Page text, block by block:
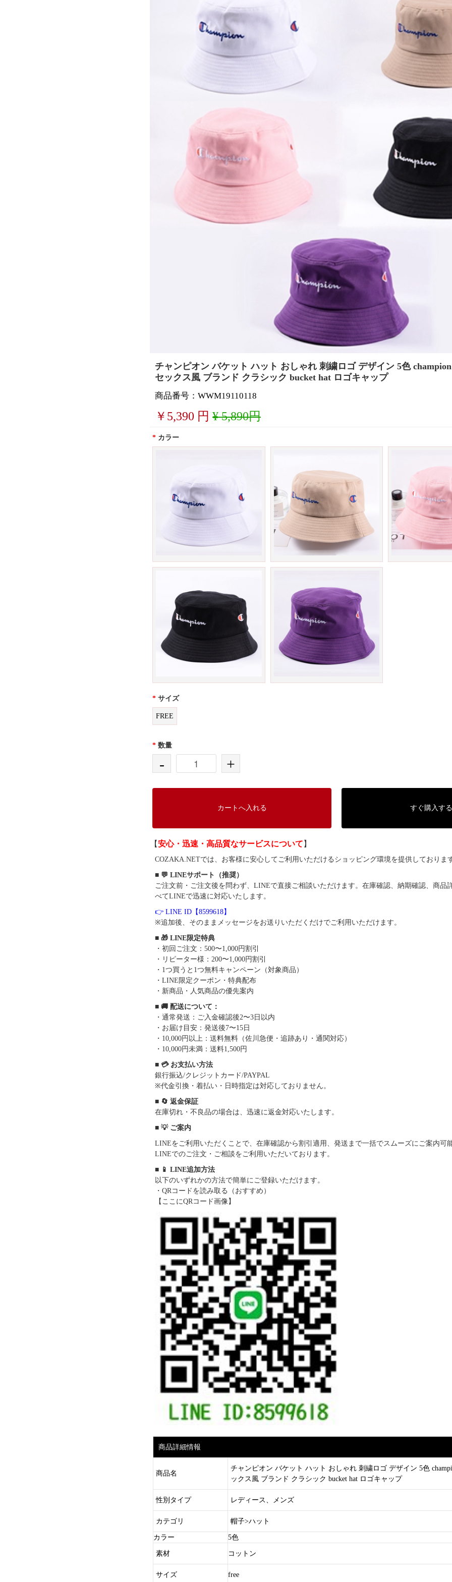
チャンピオン バケット ハット おしゃれ 刺繍ロゴ デザイン 5色
セックス風 ブランド クラシック bucket hat ロゴキャップ
商品番号：WWM19110118
￥ 5,390 円 ¥ 5,890円
* カラー
* サイズ
FREE
* 数量
- +
カートへ入れる すぐ購入する
【安心・迅速・高品質なサービスについて 】
COZAKA.NETでは、お客様に安心してご利用いただけるショッピング環境を提供しておりま
■ 💬 LINEサポート（推奨）
ご注文前・ご注文後を問わず、LINEで直接ご相談いただけます。在庫確認、納期確認、商品
べてLINEで迅速に対応いたします。
👉 LINE ID【8599618】
※追加後、そのままメッセージをお送りいただくだけでご利用いただけます。
■ 🎁 LINE限定特典
・初回ご注文：500〜1,000円割引
・リピーター様：200〜1,000円割引
・1つ買うと1つ無料キャンペーン（対象商品）
・LINE限定クーポン・特典配布
・新商品・人気商品の優先案内
■ 🚚 配送について：
・通常発送：ご入金確認後2〜3日以内
・お届け目安：発送後7〜15日
・10,000円以上：送料無料（佐川急便・追跡あり・通関対応）
・10,000円未満：送料1,500円
■ 💳 お支払い方法
銀行振込/クレジットカード/PAYPAL
※代金引換・着払い・日時指定は対応しておりません。
■ 🔄 返金保証
在庫切れ・不良品の場合は、迅速に返金対応いたします。
■ 💡 ご案内
LINEをご利用いただくことで、在庫確認から割引適用、発送まで一括でスムーズにご案内可
LINEでのご注文・ご相談をご利用いただいております。
■ 📱 LINE追加方法
以下のいずれかの方法で簡単にご登録いただけます。
・QRコードを読み取る（おすすめ）
【ここにQRコード画像】
商品詳細情報
商品名
チャンピオン バケット ハット おしゃれ 刺繍ロゴ デザイン 5色
ックス風 ブランド クラシック bucket hat ロゴキャップ
性別タイプ レディース、メンズ
カテゴリ 帽子>ハット
カラー 5色
素材 コットン
サイズ free